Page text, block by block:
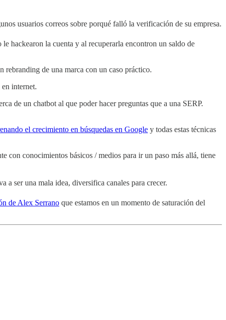
usuarios correos sobre porqué falló la verificación de su empresa.
hackearon la cuenta y al recuperarla encontron un saldo de
rebranding de una marca con un caso práctico.
internet.
de un chatbot al que poder hacer preguntas que a una SERP.
el crecimiento en búsquedas en Google y todas estas técnicas
con conocimientos básicos / medios para ir un paso más allá, tiene
a ser una mala idea, diversifica canales para crecer.
de Alex Serrano que estamos en un momento de saturación del